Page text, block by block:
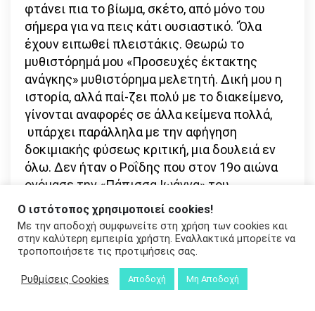
φτάνει πια το βίωμα, σκέτο, από μόνο του
σήμερα για να πεις κάτι ουσιαστικό. ‘Όλα
έχουν ειπωθεί πλειστάκις. Θεωρώ το
μυθιστόρημά μου «Προσευχές έκτακτης
ανάγκης» μυθιστόρημα μελετητή. Δική μου η
ιστορία, αλλά παί-ζει πολύ με το διακείμενο,
γίνονται αναφορές σε άλλα κείμενα πολλά,
υπάρχει παράλληλα με την αφήγηση
δοκιμιακής φύσεως κριτική, μια δουλειά εν
όλω. Δεν ήταν ο Ροΐδης που στον 19ο αιώνα
ονόμασε την «Πάπισσα Ιωάννα» του
μεσαιωνική μελέτη;
-Το 1996 κυκλοφόρησε από τις εκδόσεις
Οδός Πανός το πρώτο σας βιβλίο, σχετικά
με τον Κώστα Ταχτσή. Τα συναισθήματα
σας σχεδόν τριάντα χρόνια μετά τη
Ο ιστότοπος χρησιμοποιεί cookies!
Με την αποδοχή συμφωνείτε στη χρήση των cookies και
στην καλύτερη εμπειρία χρήστη. Εναλλακτικά μπορείτε να
τροποποιήσετε τις προτιμήσεις σας.
Ρυθμίσεις Cookies Αποδοχή Μη Αποδοχή